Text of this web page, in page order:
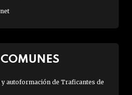
autoformación de Traficantes de